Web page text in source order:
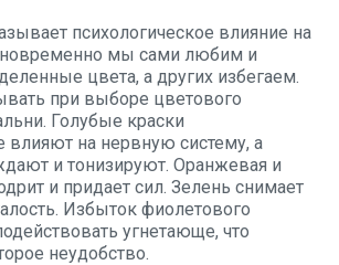
психологическое влияние на
мы сами любим и
цвета, а других избегаем.
при выборе цветового
Голубые краски
на нервную систему, а
и тонизируют. Оранжевая и
и придает сил. Зелень снимает
Избыток фиолетового
угнетающе, что
неудобство.